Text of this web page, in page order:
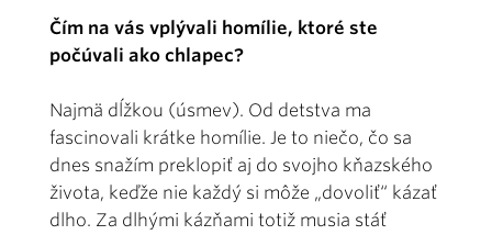
Čím na vás vplývali homílie, ktoré ste
počúvali ako chlapec?
Najmä dĺžkou (úsmev). Od detstva ma
fascinovali krátke homílie. Je to niečo, čo sa
dnes snažím preklopiť aj do svojho kňazského
života, keďže nie každý si môže „dovoliť“ kázať
dlho. Za dlhými kázňami totiž musia stáť